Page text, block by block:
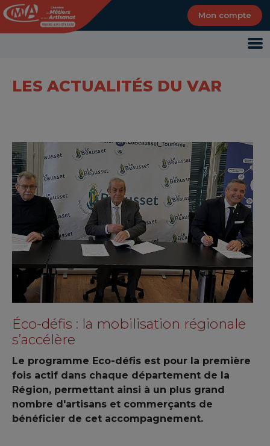
Mon compte
LES ACTUALITÉS DU VAR
Éco-défis : la mobilisation régionale
s’accélère
Le programme Eco-défis est pour la première
fois actif dans chaque département de la
Région, permettant ainsi à un plus grand
nombre d'artisans et commerçants de
bénéficier de cet accompagnement.
Panneau de gestion des cookies